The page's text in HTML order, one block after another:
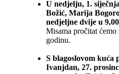
U nedjelju, 1.
Božić, Marija
nedjeljne dvije u
Misama pročitat
godinu.
S blagoslovom kuća
Ivanjdan, 27.